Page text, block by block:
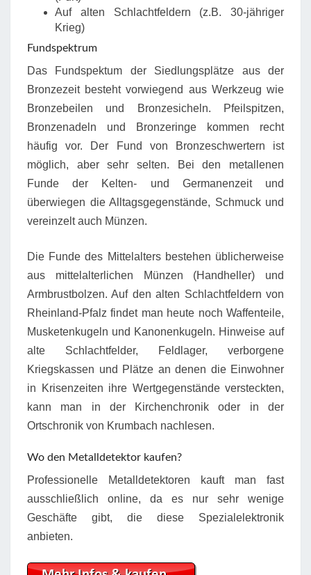
Auf alten Schlachtfeldern (z.B. 30-jähriger
Krieg)
Fundspektrum
Das Fundspektum der Siedlungsplätze aus der
Bronzezeit besteht vorwiegend aus Werkzeug wie
Bronzebeilen und Bronzesicheln. Pfeilspitzen,
Bronzenadeln und Bronzeringe kommen recht
häufig vor. Der Fund von Bronzeschwertern ist
möglich, aber sehr selten. Bei den metallenen
Funde der Kelten- und Germanenzeit und
überwiegen die Alltagsgegenstände, Schmuck und
vereinzelt auch Münzen.
Die Funde des Mittelalters bestehen üblicherweise
aus mittelalterlichen Münzen (Handheller) und
Armbrustbolzen. Auf den alten Schlachtfeldern von
Rheinland-Pfalz findet man heute noch Waffenteile,
Musketenkugeln und Kanonenkugeln. Hinweise auf
alte Schlachtfelder, Feldlager, verborgene
Kriegskassen und Plätze an denen die Einwohner
in Krisenzeiten ihre Wertgegenstände versteckten,
kann man in der Kirchenchronik oder in der
Ortschronik von Krumbach nachlesen.
Wo den Metalldetektor kaufen?
Professionelle Metalldetektoren kauft man fast
ausschließlich online, da es nur sehr wenige
Geschäfte gibt, die diese Spezialelektronik
anbieten.